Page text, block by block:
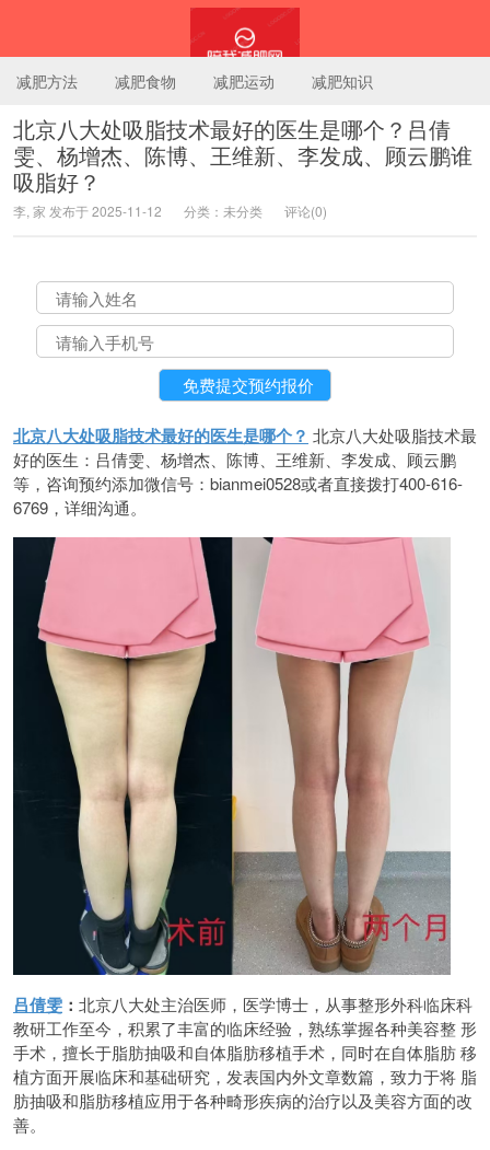
陪我减肥网
减肥方法 减肥食物 减肥运动 减肥知识
北京八大处吸脂技术最好的医生是哪个？吕倩
雯、杨增杰、陈博、王维新、李发成、顾云鹏谁
吸脂好？
李, 家 发布于 2025-11-12 分类：未分类 评论(0)
北京八大处吸脂技术最好的医生是哪个？ 北京八大处吸脂技术最
好的医生：吕倩雯、杨增杰、陈博、王维新、李发成、顾云鹏
等，咨询预约添加微信号：bianmei0528或者直接拨打400-616-
6769，详细沟通。
吕倩雯 ： 北京八大处主治医师，医学博士，从事整形外科临床科
教研工作至今，积累了丰富的临床经验，熟练掌握各种美容整 形
手术，擅长于脂肪抽吸和自体脂肪移植手术，同时在自体脂肪 移
植方面开展临床和基础研究，发表国内外文章数篇，致力于将 脂
肪抽吸和脂肪移植应用于各种畸形疾病的治疗以及美容方面的改
善。